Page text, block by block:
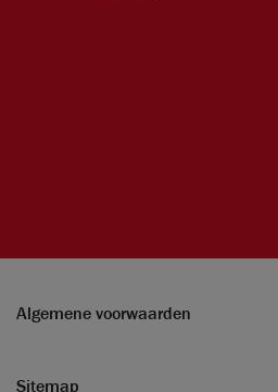
Algemene voorwaarden
Sitemap